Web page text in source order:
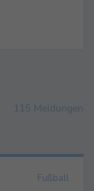
115 Meldungen
Fußball